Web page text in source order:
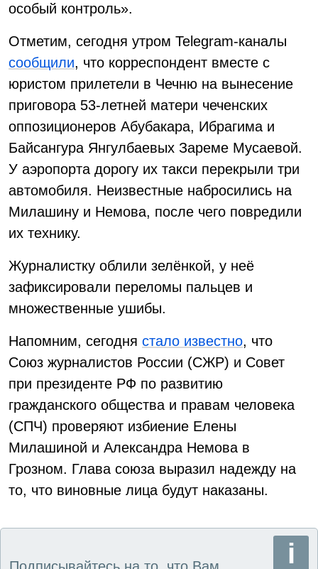
особый контроль».
Отметим, сегодня утром Telegram-каналы
сообщили, что корреспондент вместе с
юристом прилетели в Чечню на вынесение
приговора 53-летней матери чеченских
оппозиционеров Абубакара, Ибрагима и
Байсангура Янгулбаевых Зареме Мусаевой.
У аэропорта дорогу их такси перекрыли три
автомобиля. Неизвестные набросились на
Милашину и Немова, после чего повредили
их технику.
Журналистку облили зелёнкой, у неё
зафиксировали переломы пальцев и
множественные ушибы.
Напомним, сегодня стало известно, что
Союз журналистов России (СЖР) и Совет
при президенте РФ по развитию
гражданского общества и правам человека
(СПЧ) проверяют избиение Елены
Милашиной и Александра Немова в
Грозном. Глава союза выразил надежду на
то, что виновные лица будут наказаны.